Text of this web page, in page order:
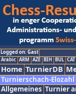
Logged on: Gast
Arabic ARM AZE BIH BUL CAT
Home TurnierDB
Turnierschach-Elozahl
Allgemeines Turnier